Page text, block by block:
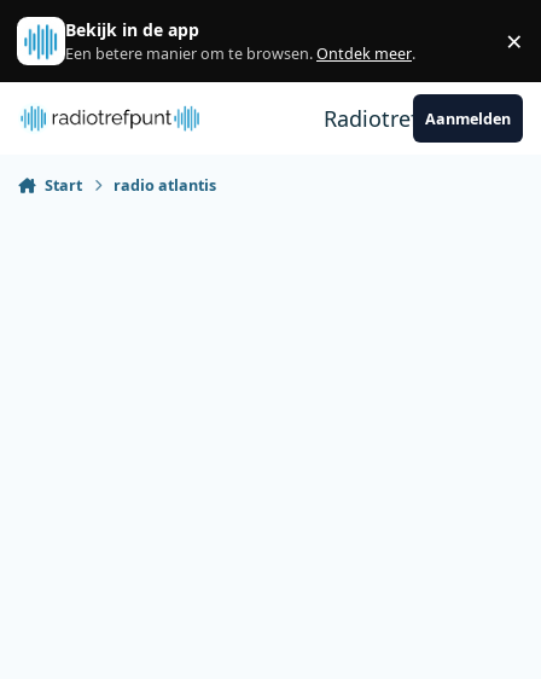
Spring naar bijdragen
Bekijk in de app
Een betere manier om te browsen.Ontdek meer. ×
RadiotrefpuntAanmelden
Start radio atlantis